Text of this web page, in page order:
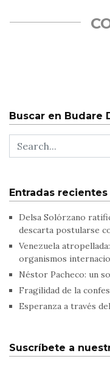
Buscar en Budare
Entradas recientes
Delsa Solórzano
descarta postularse
Venezuela
organismos
Néstor Pacheco: un
Fragilidad de la
Esperanza a través
Suscríbete a